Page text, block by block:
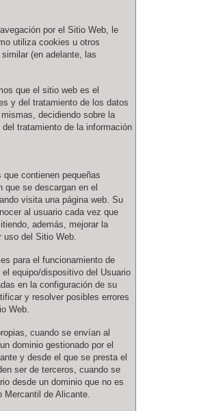
por el Sitio Web, le
utiliza cookies u otros
(en adelante, las
que el sitio web es el
y del tratamiento de los datos
decidiendo sobre la
tratamiento de la información
contienen pequeñas
que se descargan en el
visita una página web. Su
al usuario cada vez que
además, mejorar la
del Sitio Web.
para el funcionamiento de
equipo/dispositivo del Usuario
en la configuración de su
y resolver posibles errores
Web.
cuando se envían al
dominio gestionado por el
y desde el que se presta el
ser de terceros, cuando se
desde un dominio que no es
Mercantil de Alicante.